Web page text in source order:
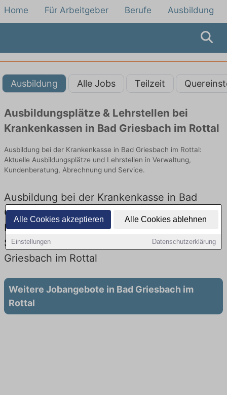
Alle Cookies akzeptieren Alle Cookies ablehnen
Einstellungen Datenschutzerklärung
Home Für Arbeitgeber Berufe Ausbildung
Ausbildung Alle Jobs Teilzeit
Ausbildungsplätze & Lehrstellen bei
Krankenkassen in Bad Griesbach im Rottal
Ausbildung bei der Krankenkasse in Bad Griesbach im Rottal:
Aktuelle Ausbildungsplätze und Lehrstellen in Verwaltung,
Kundenberatung, Abrechnung und Service.
Ausbildung bei der Krankenkasse in Bad
Griesbach im Rottal – Ausbildungsplätze und
Lehrstellen: Aktuell gibt es keine
Stellenangebote für Ausbildung in Bad
Griesbach im Rottal
Weitere Jobangebote in Bad Griesbach im
Rottal